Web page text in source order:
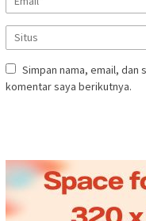
Simpan nama, email, dan
komentar saya berikutnya.